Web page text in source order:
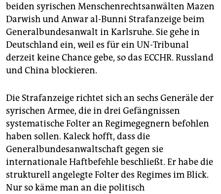
beiden syrischen Menschenrechtsanwälten Mazen
Darwish und Anwar al-Bunni Strafanzeige beim
Generalbundesanwalt in Karlsruhe. Sie gehe in
Deutschland ein, weil es für ein UN-Tribunal
derzeit keine Chance gebe, so das ECCHR. Russland
und China blockieren.
Die Strafanzeige richtet sich an sechs Generäle der
syrischen Armee, die in drei Gefängnissen
systematische Folter an Regimegegnern befohlen
haben sollen. Kaleck hofft, dass die
Generalbundesanwaltschaft gegen sie
internationale Haftbefehle beschließt. Er habe die
strukturell angelegte Folter des Regimes im Blick.
Nur so käme man an die politisch